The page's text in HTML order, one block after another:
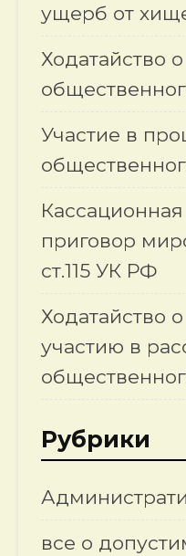
ущерб от
Ходатайство
Участие в
приговор
ст.115 УК РФ
Ходатайство
участию в
Рубрики
все о